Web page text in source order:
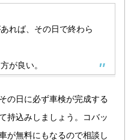
れば、その日で終わら
が良い。
の日に必ず車検が完成する
持込みしましょう。コバッ
が無料にもなるので相談し